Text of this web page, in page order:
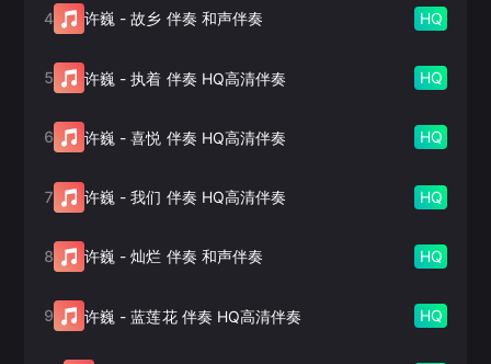
4 许巍 -故乡 伴奏 和声伴奏 HQ
5 许巍 -执着 伴奏 HQ高清伴奏 HQ
6 许巍 -喜悦 伴奏 HQ高清伴奏 HQ
7 许巍 -我们 伴奏 HQ高清伴奏 HQ
8 许巍 -灿烂 伴奏 和声伴奏 HQ
9 许巍 -蓝莲花 伴奏 HQ高清伴奏 HQ